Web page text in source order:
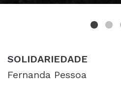
SOLIDARIEDADE
Fernanda Pessoa